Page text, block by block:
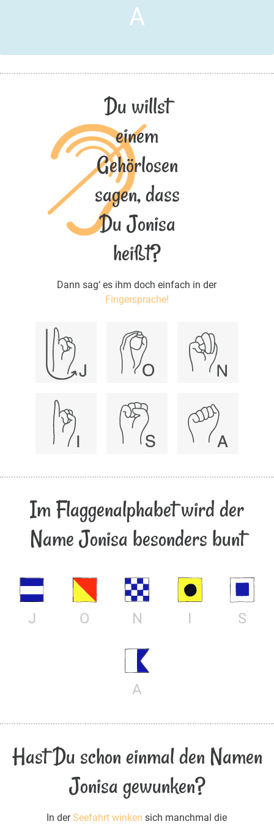
A
Du willst
einem
Gehörlosen
sagen, dass
Du Jonisa
heißt?
Dann sag‘ es ihm doch einfach in der
Fingersprache!
Im Flaggenalphabet wird der
Name Jonisa besonders bunt
J O N I S
A
Hast Du schon einmal den Namen
Jonisa gewunken?
In derSeefahrt winken sich manchmal die